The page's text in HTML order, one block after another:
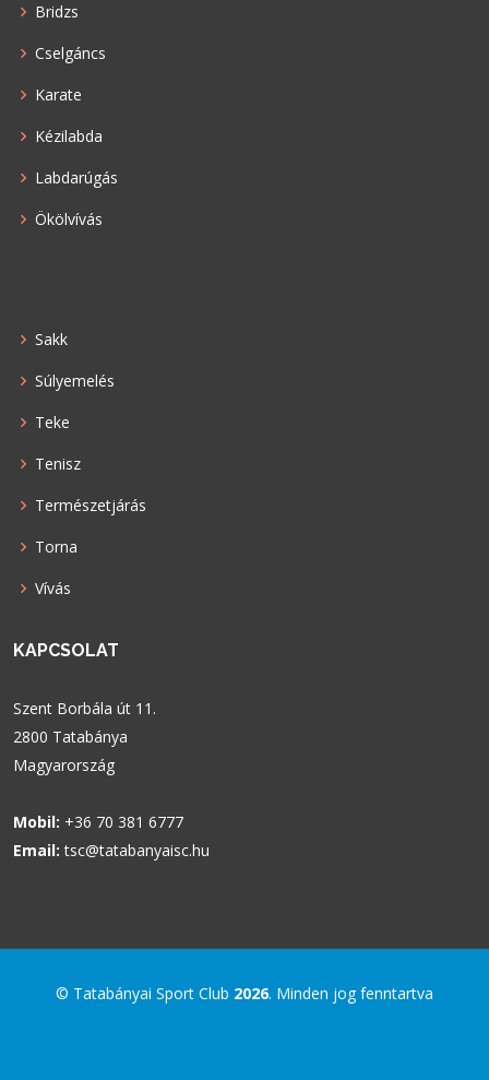
Bridzs
Cselgáncs
Karate
Kézilabda
Labdarúgás
Ökölvívás
Sakk
Súlyemelés
Teke
Tenisz
Természetjárás
Torna
Vívás
KAPCSOLAT
Szent Borbála út 11.
2800 Tatabánya
Magyarország
Mobil: +36 70 381 6777
Email: tsc@tatabanyaisc.hu
© Tatabányai Sport Club 2026. Minden jog fenntartva